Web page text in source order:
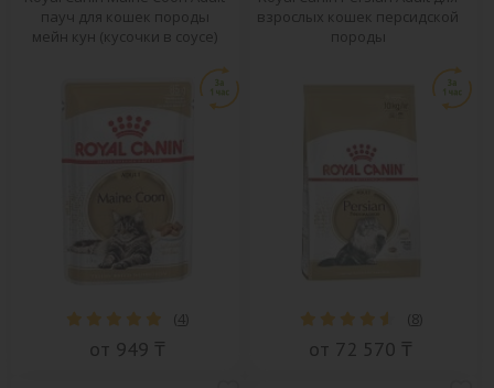
пауч для кошек породы
мейн кун (кусочки в соусе)
(4)
от 949 ₸
взрослых кошек персидской
породы
(8)
от 72 570 ₸